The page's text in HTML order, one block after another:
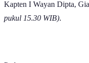
Kapten I Wayan Dipta,
pukul 15.30 WIB).